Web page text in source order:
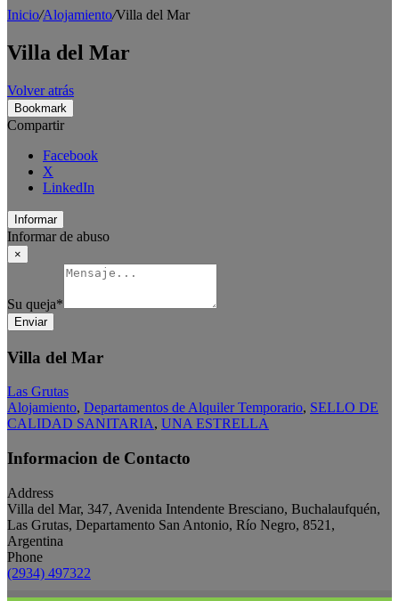
Inicio/Alojamiento/Villa del Mar
Villa del Mar
Volver atrás
Bookmark
Compartir
Facebook
X
LinkedIn
Informar
Informar de abuso
×
Su queja*
Enviar
Villa del Mar
Las Grutas
Alojamiento, Departamentos de Alquiler Temporario, SELLO DE
CALIDAD SANITARIA, UNA ESTRELLA
Informacion de Contacto
Address
Villa del Mar, 347, Avenida Intendente Bresciano, Buchalaufquén,
Las Grutas, Departamento San Antonio, Río Negro, 8521,
Argentina
Phone
(2934) 497322